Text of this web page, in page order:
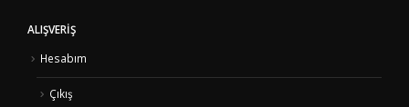
ALIŞVERIŞ
Hesabım
Çıkış